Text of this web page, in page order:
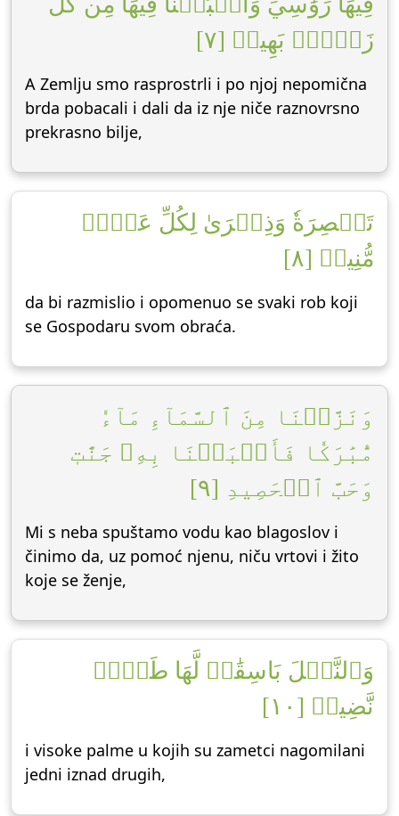
زَوۡجِۭ بَهِيجٖ [٧]
A Zemlju smo rasprostrli i po njoj nepomična
brda pobacali i dali da iz nje niče raznovrsno
prekrasno bilje,
تَبۡصِرَةٗ وَذِكۡرَىٰ لِكُلِّ عَبۡدٖ
مُّنِيبٖ [٨]
da bi razmislio i opomenuo se svaki rob koji
se Gospodaru svom obraća.
وَنَزَّلۡنَا مِنَ ٱلسَّمَآءِ مَآءٗ
مُّبَٰرَكٗا فَأَنۢبَتۡنَا بِهِۦ جَنَّٰتٖ
وَحَبَّ ٱلۡحَصِيدِ [٩]
Mi s neba spuštamo vodu kao blagoslov i
činimo da, uz pomoć njenu, niču vrtovi i žito
koje se ženje,
وَٱلنَّخۡلَ بَاسِقَٰتٖ لَّهَا طَلۡعٞ
نَّضِيدٞ [١٠]
i visoke palme u kojih su zametci nagomilani
jedni iznad drugih,